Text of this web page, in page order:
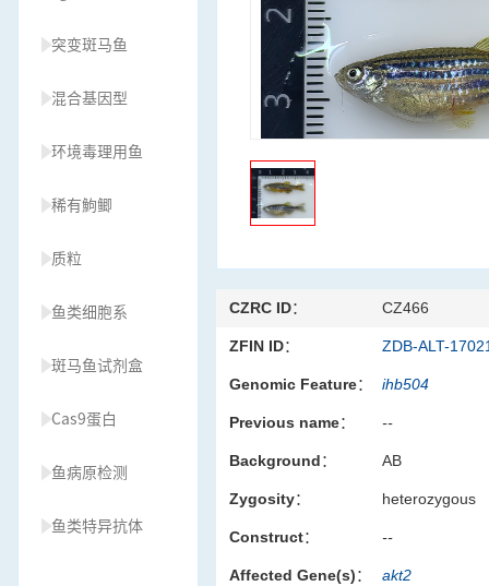
突变斑马鱼
混合基因型
环境毒理用鱼
稀有鮈鲫
质粒
鱼类细胞系
斑马鱼试剂盒
Cas9蛋白
鱼病原检测
鱼类特异抗体
CZRC ID： CZ466
ZFIN ID： ZDB-ALT-
Genomic Feature： ihb504
Previous name： --
Background： AB
Zygosity： heterozygous
Construct： --
Affected Gene(s)： akt2